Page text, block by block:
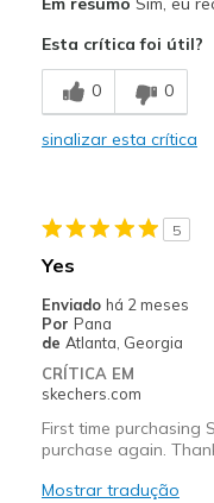
Breathe Well
Comfortable
View On Shoes
Esta crítica foi útil?
0 0
sinalizar esta crítica
5
Yes
Enviado há 2 meses
Por Pana
de Atlanta, Georgia
CRÍTICA EM
skechers.com
First time purchasing
purchase again.
Mostrar tradução